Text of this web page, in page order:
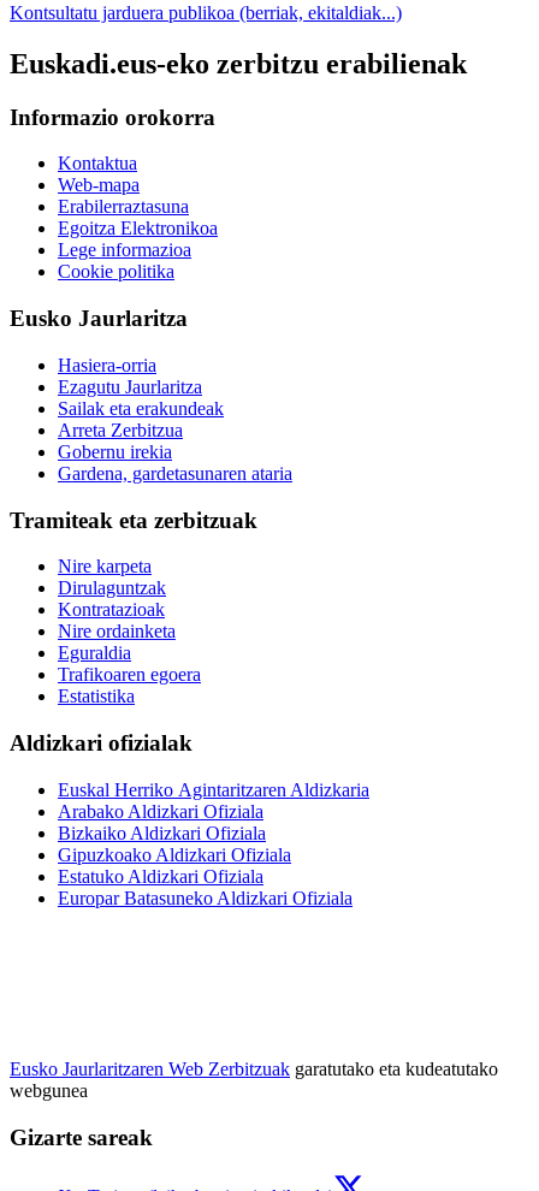
Kontsultatu jarduera publikoa (berriak, ekitaldiak...)
Euskadi.eus-eko zerbitzu erabilienak
Informazio orokorra
Kontaktua
Web-mapa
Erabilerraztasuna
Egoitza Elektronikoa
Lege informazioa
Cookie politika
Eusko Jaurlaritza
Hasiera-orria
Ezagutu Jaurlaritza
Sailak eta erakundeak
Arreta Zerbitzua
Gobernu irekia
Gardena, gardetasunaren ataria
Tramiteak eta zerbitzuak
Nire karpeta
Dirulaguntzak
Kontratazioak
Nire ordainketa
Eguraldia
Trafikoaren egoera
Estatistika
Aldizkari ofizialak
Euskal Herriko Agintaritzaren Aldizkaria
Arabako Aldizkari Ofiziala
Bizkaiko Aldizkari Ofiziala
Gipuzkoako Aldizkari Ofiziala
Estatuko Aldizkari Ofiziala
Europar Batasuneko Aldizkari Ofiziala
Eusko Jaurlaritzaren Web Zerbitzuak garatutako eta kudeatutako
webgunea
Gizarte sareak